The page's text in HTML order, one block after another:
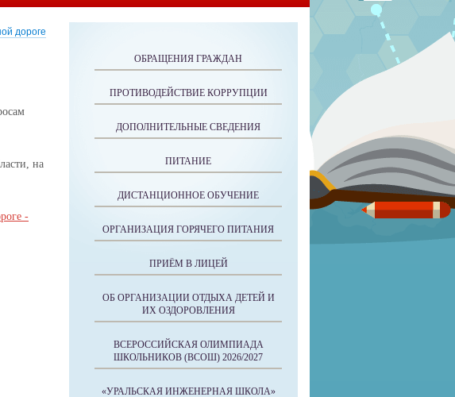
дороге
на
-
ОБРАЩЕНИЯ ГРАЖДАН
ПРОТИВОДЕЙСТВИЕ КОРРУПЦИИ
ДОПОЛНИТЕЛЬНЫЕ СВЕДЕНИЯ
ПИТАНИЕ
ДИСТАНЦИОННОЕ ОБУЧЕНИЕ
ОРГАНИЗАЦИЯ ГОРЯЧЕГО ПИТАНИЯ
ПРИЁМ В ЛИЦЕЙ
ОБ ОРГАНИЗАЦИИ ОТДЫХА ДЕТЕЙ И
ИХ ОЗДОРОВЛЕНИЯ
ВСЕРОССИЙСКАЯ ОЛИМПИАДА
ШКОЛЬНИКОВ (ВСОШ) 2026/2027
«УРАЛЬСКАЯ ИНЖЕНЕРНАЯ ШКОЛА»